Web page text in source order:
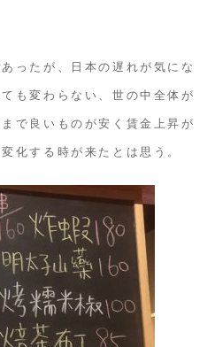
ったが、日本の遅れが気にな
も変わらない、世の中全体が
で良いものが安く賃金上昇が
化する時が来たとは思う。